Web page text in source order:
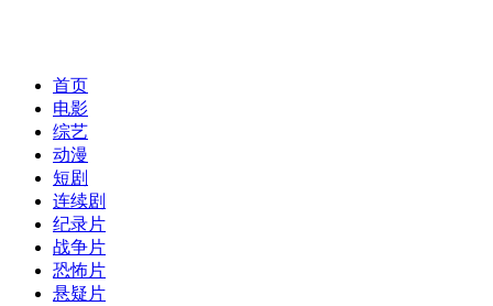
首页
电影
综艺
动漫
短剧
连续剧
纪录片
战争片
恐怖片
悬疑片